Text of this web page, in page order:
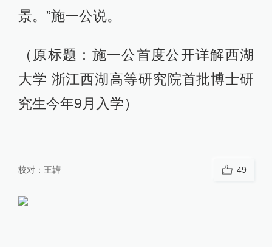
景。”施一公说。
（原标题：施一公首度公开详解西湖
大学 浙江西湖高等研究院首批博士研
究生今年9月入学）
校对： 王韡 49